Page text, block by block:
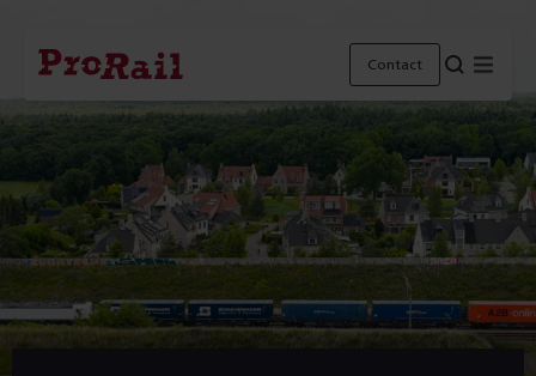
Navigatie
Homepage
ProRail
Contact